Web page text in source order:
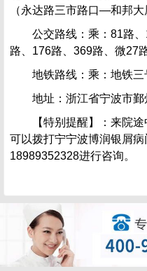
（永达路三市路口—和邦大
公交路线：乘：81路、
路、176路、369路、微27
地铁路线：乘：地铁三
地址：浙江省宁波市鄞
【特别提醒】：来院途
可以拨打宁宁波博润银屑
18989352328进行咨询。